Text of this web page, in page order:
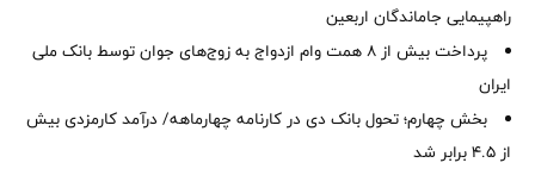
راهپیمایی جاماندگان اربعین
پرداخت بیش از ۸ همت وام ازدواج به زوج‌های جوان توسط بانک ملی
ایران
بخش چهارم؛ تحول بانک دی در کارنامه چهارماهه/ درآمد کارمزدی بیش
از ۴.۵ برابر شد